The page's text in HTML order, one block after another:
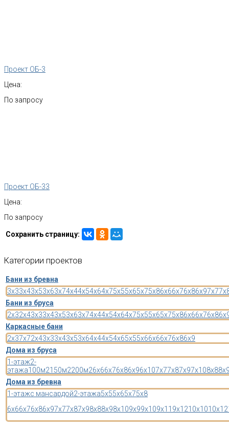
Проект ОБ-3
Цена:
По запросу
Проект ОБ-33
Цена:
По запросу
Сохранить страницу:
Категории проектов
Бани из бревна
3x33x43x53x63x74x44x54x64x75x55x65x75x86x66x76x86x97x7
Бани из бруса
2x32x43x33x43x53x63x74x44x54x64x75x55x65x75x86x66x76x8
Каркасные бани
2x37x72x43x33x43x53x64x44x54x65x55x66x66x76x86x9
Дома из бруса
1-этаж2-
этажа100м2150м2200м26x66x76x86x96x107x77x87x97x108x8
Дома из бревна
1-этажс мансардой2-этажа5x55x65x75x8
6x66x76x86x97x77x87x98x88x98x109x99x109x11 9x1210x1010x12